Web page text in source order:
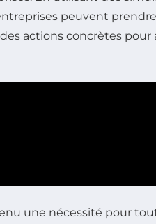
peuvent
actions concrètes pour
une nécessité pour